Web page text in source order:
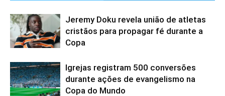
Jeremy Doku revela união de atletas
cristãos para propagar fé durante a
Copa
Igrejas registram 500 conversões
durante ações de evangelismo na
Copa do Mundo